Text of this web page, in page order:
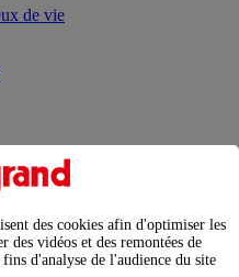
de vie
fonctionnement des appareils
tableau électrique
: concentrer les
vos performances
des cookies afin d'optimiser les
des vidéos et des remontées de
d'analyse de l'audience du site